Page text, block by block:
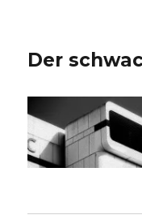
Der